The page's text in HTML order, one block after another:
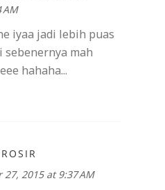
AM
iyaa jadi lebih puas
sebenernya mah
hahaha...
27, 2015 at 9:37 AM